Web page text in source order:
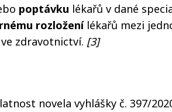
poptávku lékařů v dané
rozložení lékařů mezi
zdravotnictví. [3]
novela vyhlášky č. 397/